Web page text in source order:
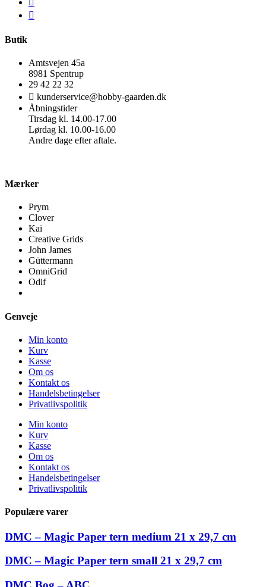
Butik
Amtsvejen 45a
8981 Spentrup
29 42 22 32
kunderservice@hobby-gaarden.dk
Åbningstider
Tirsdag kl. 14.00-17.00
Lørdag kl. 10.00-16.00
Andre dage efter aftale.
Mærker
Prym
Clover
Kai
Creative Grids
John James
Güttermann
OmniGrid
Odif
Genveje
Min konto
Kurv
Kasse
Om os
Kontakt os
Handelsbetingelser
Privatlivspolitik
Min konto
Kurv
Kasse
Om os
Kontakt os
Handelsbetingelser
Privatlivspolitik
Populære varer
DMC – Magic Paper tern medium 21 x 29,7 cm
DMC – Magic Paper tern small 21 x 29,7 cm